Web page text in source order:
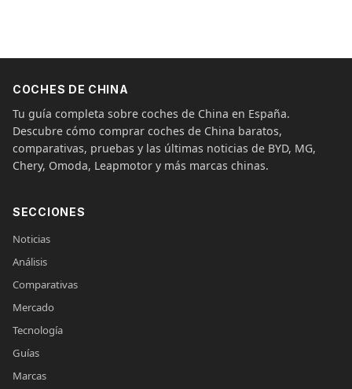
COCHES DE CHINA
Tu guía completa sobre coches de China en España.
Descubre cómo comprar coches de China baratos,
comparativas, pruebas y las últimas noticias de BYD, MG,
Chery, Omoda, Leapmotor y más marcas chinas.
SECCIONES
Noticias
Análisis
Comparativas
Mercado
Tecnología
Guías
Marcas